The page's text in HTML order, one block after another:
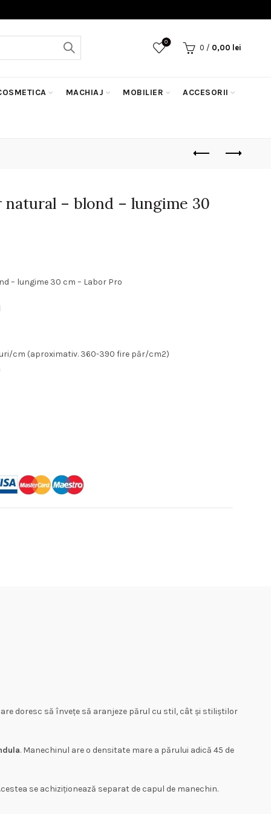
0
0 / 0,00 lei
MACHIAJ MOBILIER ACCESORII
natural – blond – lungime 30
– lungime 30 cm – Labor Pro
cm (aproximativ. 360-390 fire păr/cm2)
doresc să învețe să aranjeze părul cu stil, cât și stiliștilor
. Manechinul are o densitate mare a părului adică 45 de
se achiziționează separat de capul de manechin.